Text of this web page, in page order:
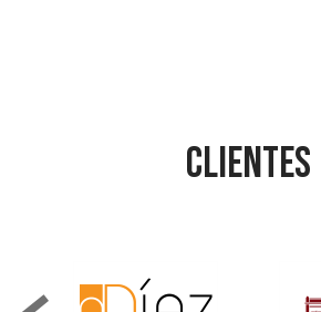
Clientes